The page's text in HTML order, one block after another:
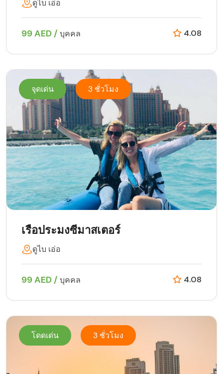
ดูไบ เอ่อ
99 AED / บุคคล 4.08
จุดเด่น 3 ชั่วโมง
เรือประมงซีมาสเตอร์
ดูไบ เอ่อ
99 AED / บุคคล 4.08
โดดเด่น 3 ชั่วโมง